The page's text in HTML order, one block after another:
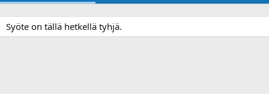
Syöte on tällä hetkellä tyhjä.